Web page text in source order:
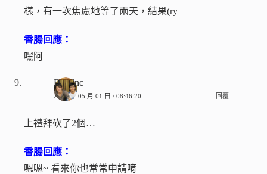
樣，有一次焦慮地等了兩天，結果(ry
香腸回應：
嘿阿
Eric.Inc
2010 年 05 月 01 日 / 08:46:20 回覆
上禮拜砍了2個…
香腸回應：
嗯嗯~ 看來你也常常申請唷